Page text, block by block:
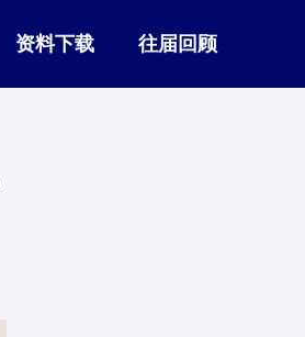
资料下载 往届回顾